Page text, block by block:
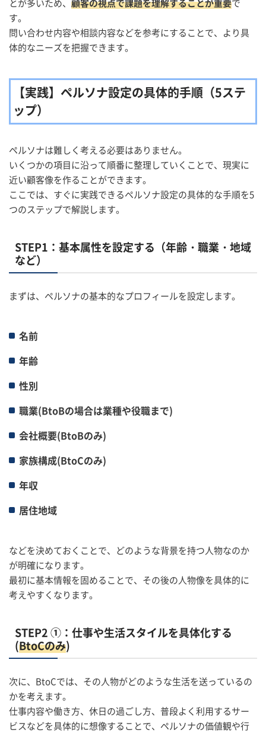
とが多いため、 顧客の視点で課題を理解することが重要で
す。
問い合わせ内容や相談内容などを参考にすることで、より具
体的なニーズを把握できます。
【実践】ペルソナ設定の具体的手順（5ステ
ップ）
ペルソナは難しく考える必要はありません。
いくつかの項目に沿って順番に整理していくことで、現実に
近い顧客像を作ることができます。
ここでは、すぐに実践できるペルソナ設定の具体的な手順を5
つのステップで解説します。
STEP1：基本属性を設定する（年齢・職業・地域
など）
まずは、ペルソナの基本的なプロフィールを設定します。
名前
年齢
性別
職業(BtoBの場合は業種や役職まで)
会社概要(BtoBのみ)
家族構成(BtoCのみ)
年収
居住地域
などを決めておくことで、どのような背景を持つ人物なのか
が明確になります。
最初に基本情報を固めることで、その後の人物像を具体的に
考えやすくなります。
STEP2 ①：仕事や生活スタイルを具体化する
(BtoCのみ)
次に、BtoCでは、その人物がどのような生活を送っているの
かを考えます。
仕事内容や働き方、休日の過ごし方、普段よく利用するサー
ビスなどを具体的に想像することで、ペルソナの価値観や行